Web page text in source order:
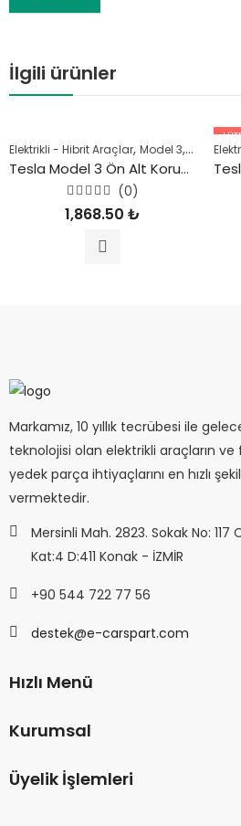
İlgili ürünler
Elektrikli - Hibrit Araçlar, Model 3, Motor
Tesla Model 3 Ön Alt Koruyucu Kapak 2018 Sonrası
5
üzerinden
(0)
1,868.50 ₺
Markamız, 10 yıllık tecrübesi ile
teknolojisi olan elektrikli araçların ve
yedek parça ihtiyaçlarını en hızlı
vermektedir.
Mersinli Mah. 2823. Sokak No: 117
Kat:4 D:411 Konak - İZMİR
+90 544 722 77 56
destek@e-carspart.com
Hızlı Menü
Kurumsal
Üyelik İşlemleri